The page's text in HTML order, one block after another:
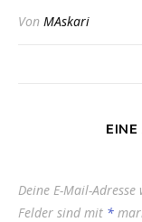
Von MAskari
Deine E-Mail-
Felder sind mit *